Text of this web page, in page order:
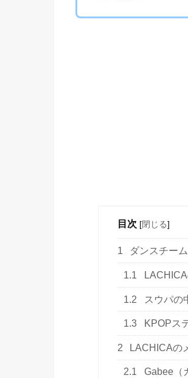
目次 [閉じる]
1 ダンスチー
1.1
1.2 スウパの
1.3 KPOPス
2 LACHICAの
2.1 Gabee（